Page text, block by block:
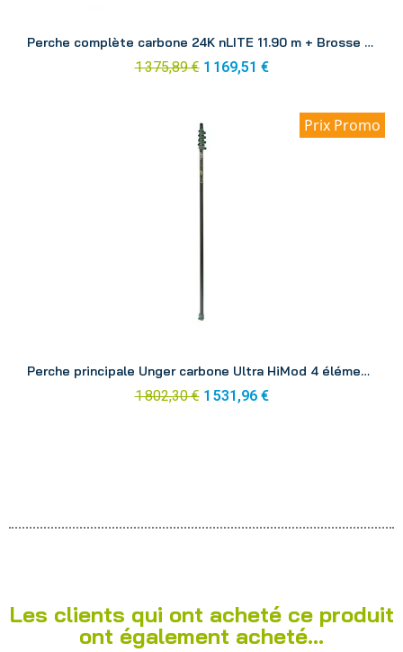
Perche complète carbone 24K nLITE 11.90 m + Brosse CF12H
1 375,89 € 1 169,51 €
Prix Promo
Perche principale Unger carbone Ultra HiMod 4 éléments 6.63 m UH67G
1 802,30 € 1 531,96 €
Les clients qui ont acheté ce produit
ont également acheté...